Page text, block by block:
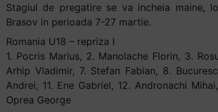
help
you
navigate
and
interact
with
the
Stagiul de pregatire se va incheia maine,
Brasov in perioada 7-27 martie.
Romania U18 – repriza I
1. Pocris Marius, 2. Manolache Florin, 3.
Arhip Vladimir, 7. Stefan Fabian, 8.
Andrei, 11. Ene Gabriel, 12. Andronachi
Oprea George